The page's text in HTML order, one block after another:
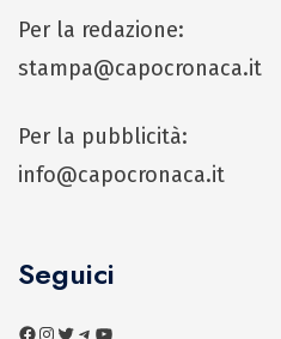
Per la redazione:
stampa@capocronaca.it
Per la pubblicità:
info@capocronaca.it
Seguici